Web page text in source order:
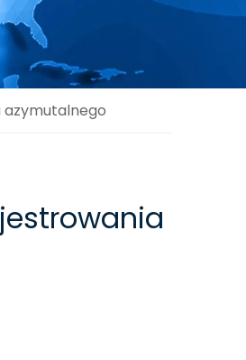
azymutalnego